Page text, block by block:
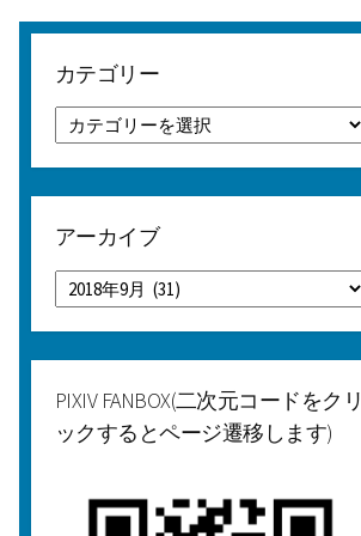
カテゴリー
カ
テ
ゴ
リ
アーカイブ
ア
ー
カ
イ
PIXIV FANBOX(二次元コードをクリ
ックするとページ遷移します)